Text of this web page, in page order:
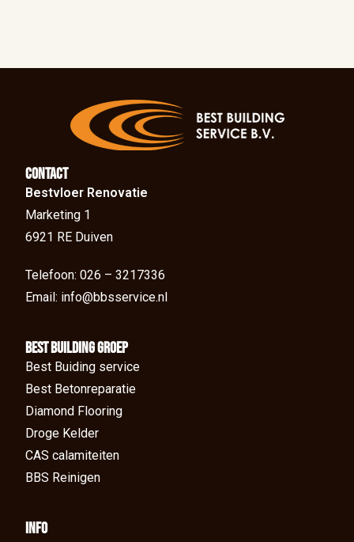
Contact
Bestvloer Renovatie
Marketing 1
6921 RE Duiven
Telefoon: 026 – 3217336
Email: info@bbsservice.nl
BEst Building groep
Best Buiding service
Best Betonreparatie
Diamond Flooring
Droge Kelder
CAS calamiteiten
BBS Reinigen
Info